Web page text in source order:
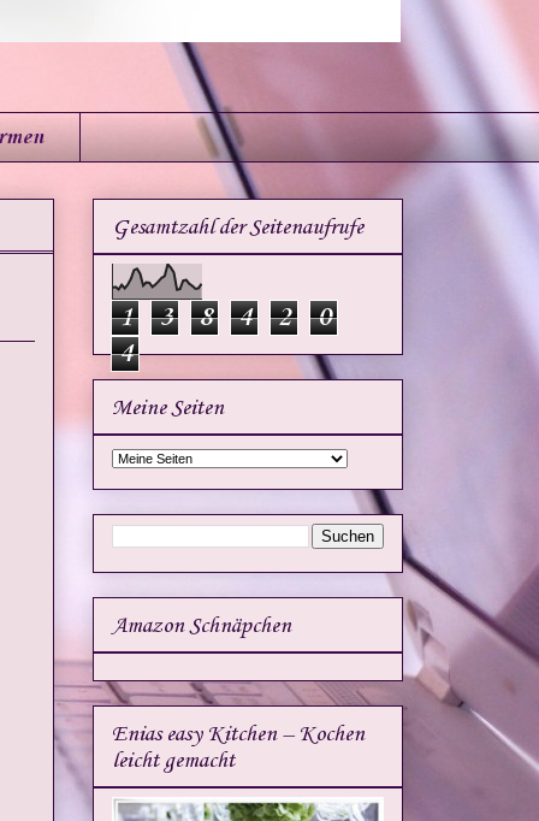
Gesamtzahl der Seitenaufrufe
1 3 8 4 2
0
4
Meine Seiten
Amazon Schnäpchen
Enias easy Kitchen – Kochen
leicht gemacht